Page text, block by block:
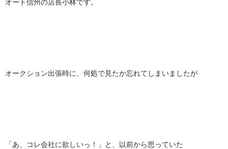
オート信州の店長小林です。
オークション出張時に、何処で見たか忘れてしまいましたが
「あ、コレ会社に欲しいっ！」と、以前から思っていた